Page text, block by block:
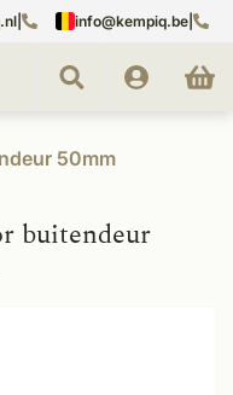
info@kempiq.be
50mm
buitendeur